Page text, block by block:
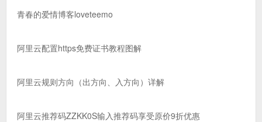
青春的爱情博客loveteemo
阿里云配置https免费证书教程图解
阿里云规则方向（出方向、入方向）详解
阿里云推荐码ZZKK0S输入推荐码享受原价9折优惠